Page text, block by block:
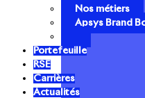
Nos métiers
Apsys Brand
Portefeuille
RSE
Carrières
Actualités